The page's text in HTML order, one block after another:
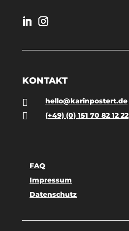
KONTAKT

hello@karinpostert.de
 (+49) (0) 151 70 82 12 22
FAQ
Impressum
Datenschutz